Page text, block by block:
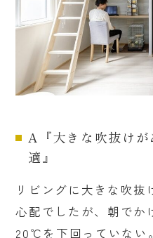
A『大きな吹抜け
適』
リビングに大きな吹
心配でしたが、朝でか
20℃を下回っていない